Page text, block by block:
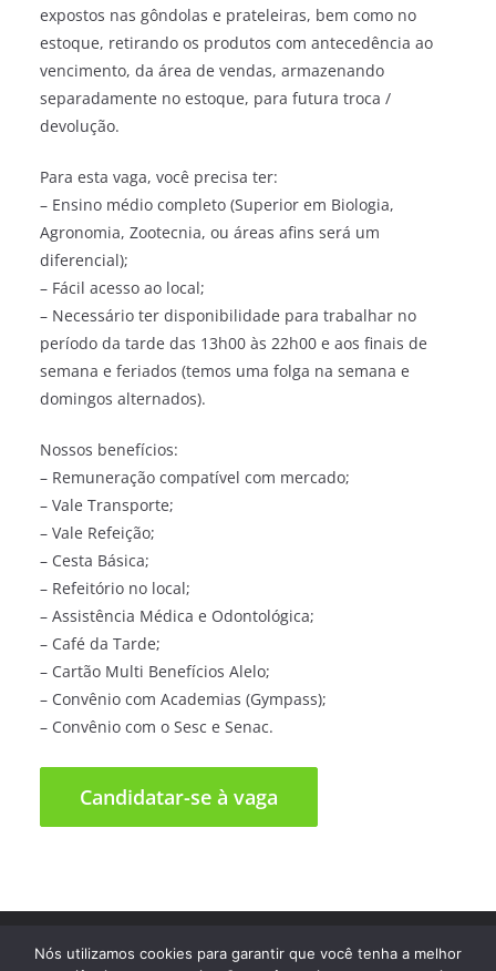
expostos nas gôndolas e prateleiras, bem como no
estoque, retirando os produtos com antecedência ao
vencimento, da área de vendas, armazenando
separadamente no estoque, para futura troca /
devolução.
Para esta vaga, você precisa ter:
– Ensino médio completo (Superior em Biologia,
Agronomia, Zootecnia, ou áreas afins será um
diferencial);
– Fácil acesso ao local;
– Necessário ter disponibilidade para trabalhar no
período da tarde das 13h00 às 22h00 e aos finais de
semana e feriados (temos uma folga na semana e
domingos alternados).
Nossos benefícios:
– Remuneração compatível com mercado;
– Vale Transporte;
– Vale Refeição;
– Cesta Básica;
– Refeitório no local;
– Assistência Médica e Odontológica;
– Café da Tarde;
– Cartão Multi Benefícios Alelo;
– Convênio com Academias (Gympass);
– Convênio com o Sesc e Senac.
reservados.
Nós utilizamos cookies para garantir que você tenha a melhor